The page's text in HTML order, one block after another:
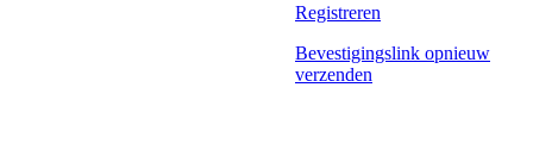
Registreren
Bevestigingslink opnieuw
verzenden